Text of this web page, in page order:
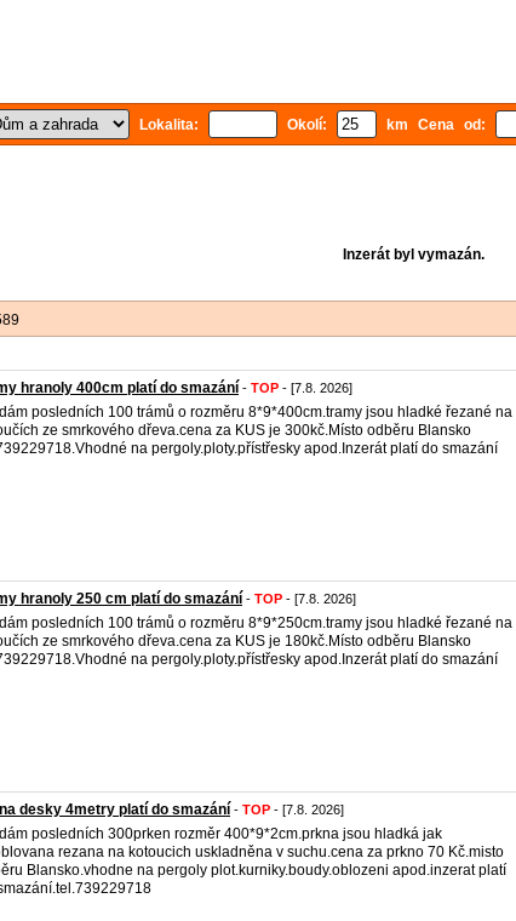
Lokalita: Okolí: km Cena od:
Inzerát byl vymazán.
hranoly 400cm platí do smazání - TOP - [7.8. 2026]
posledních 100 trámů o rozměru 8*9*400cm.tramy jsou hladké řezané na
ze smrkového dřeva.cena za KUS je 300kč.Místo odběru Blansko
na pergoly.ploty.přístřesky apod.Inzerát platí do smazání
hranoly 250 cm platí do smazání - TOP - [7.8. 2026]
posledních 100 trámů o rozměru 8*9*250cm.tramy jsou hladké řezané na
ze smrkového dřeva.cena za KUS je 180kč.Místo odběru Blansko
na pergoly.ploty.přístřesky apod.Inzerát platí do smazání
desky 4metry platí do smazání - TOP - [7.8. 2026]
posledních 300prken rozměr 400*9*2cm.prkna jsou hladká jak
rezana na kotoucich uskladněna v suchu.cena za prkno 70 Kč.misto
Blansko.vhodne na pergoly plot.kurniky.boudy.oblozeni apod.inzerat platí